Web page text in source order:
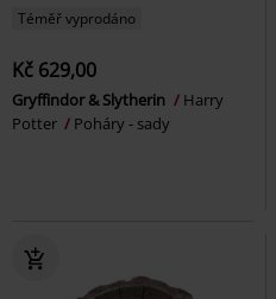
Téměř vyprodáno
Kč 629,00
Gryffindor & Slytherin
Harry
Potter
Poháry - sady